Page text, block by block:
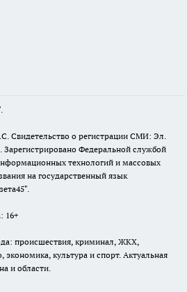
Свидетельство о регистрации СМИ: Эл.
Федеральной службой
технологий и массовых
на государственный язык
16+
происшествия, криминал, ЖКХ,
экономика, культура и спорт. Актуальная
и области.